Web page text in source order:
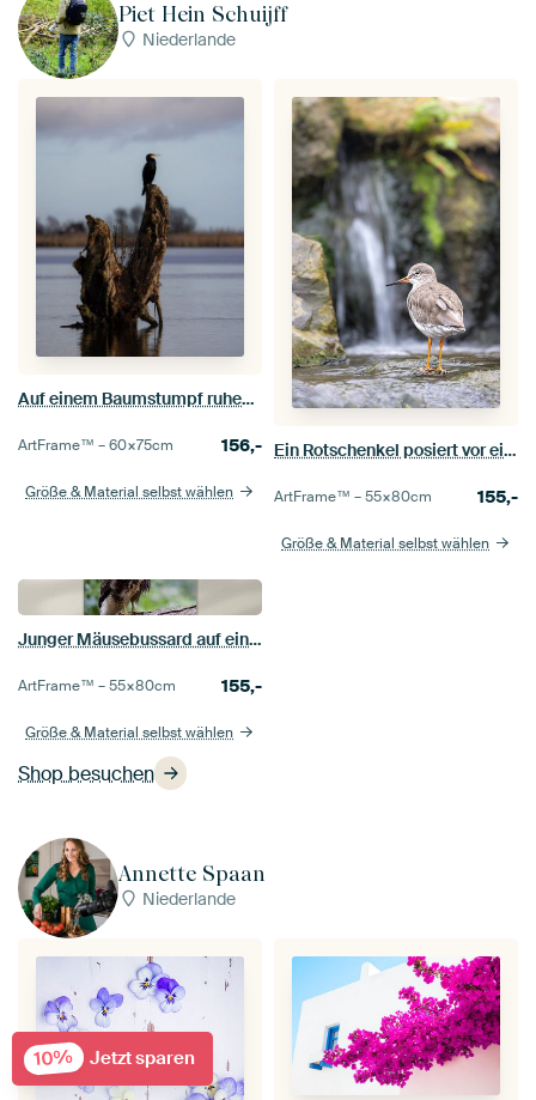
Piet Hein Schuijff
Niederlande
Shop besuchen
Auf einem Baumstumpf ruhender Kormoran
ArtFrame™ –60×75cm 156,-
Größe & Material selbst wählen
Ein Rotschenkel posiert vor einem Wasserfall
ArtFrame™ –55×80cm 155,-
Größe & Material selbst wählen
Junger Mäusebussard auf einem Ast
ArtFrame™ –55×80cm 155,-
Größe & Material selbst wählen
Annette Spaan
Niederlande
10% Jetzt sparen